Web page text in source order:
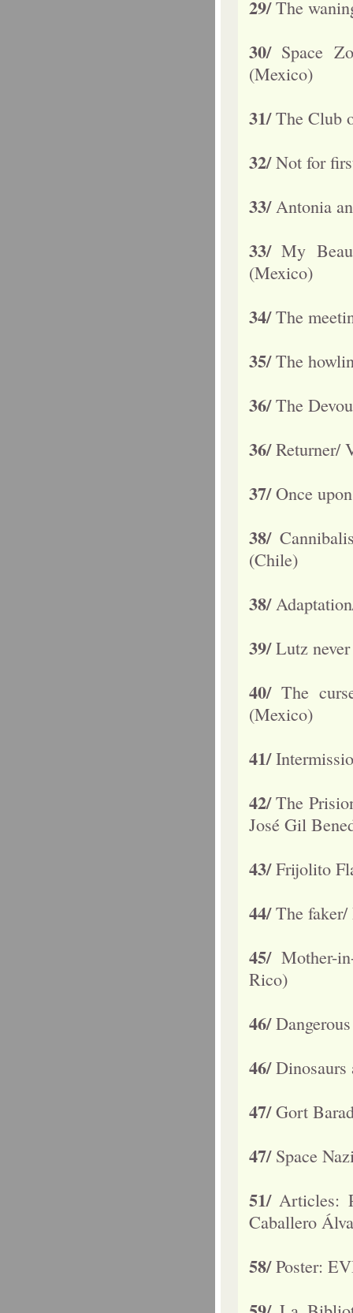
29/The
30/ Space
(Mexico)
31/The Club
32/Not for
33/Antonia
33/My
(Mexico)
34/The
35/The
36/The
36/Returner/
37/Once
38/
(Chile)
38/
39/Lutz
40/The
(Mexico)
41/
42/The
José Gil
43/Frijolito
44/The
45/ Mother-
Rico)
46/
46/Dinosaurs
47/Gort
47/ Space
51/Articles:
Caballero
58/Poster: